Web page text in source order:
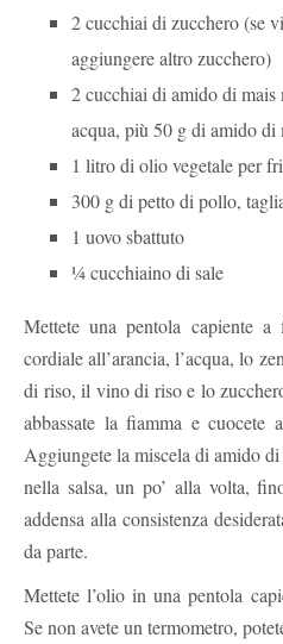
2 cucchiai di zucchero (se
aggiungere altro zucchero)
2 cucchiai di amido di mais
acqua, più 50 g di amido di
1 litro di olio vegetale per
300 g di petto di pollo,
1 uovo sbattuto
¼ cucchiaino di sale
Mettete una pentola capiente
cordiale all’arancia, l’acqua, lo
di riso, il vino di riso e lo
abbassate la fiamma e
Aggiungete la miscela di amido
nella salsa, un po’ alla volta,
addensa alla consistenza
da parte.
Mettete l’olio in una pentola
Se non avete un termometro,